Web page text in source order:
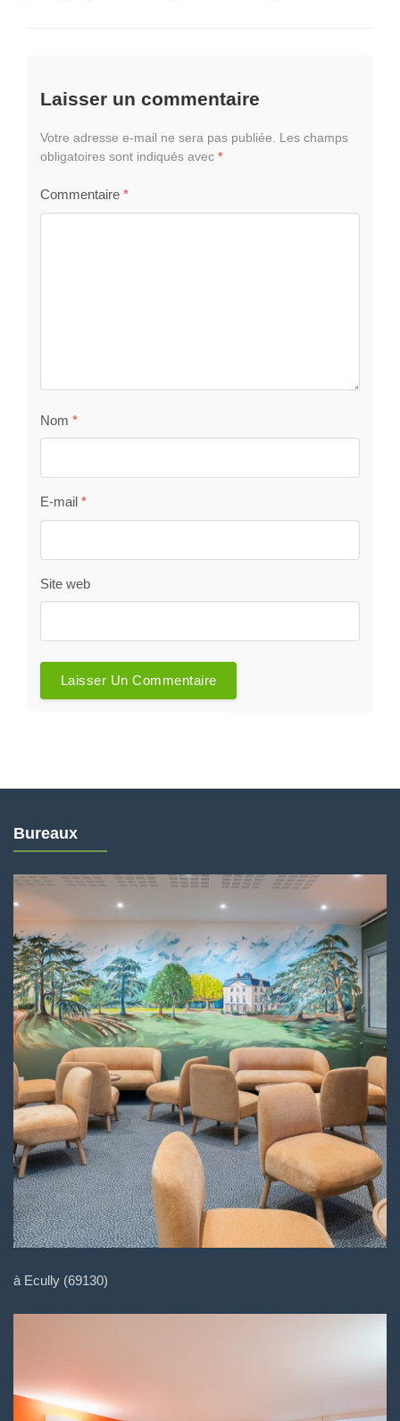
Laisser un commentaire
Votre adresse e-mail ne sera pas publiée.
Les champs
obligatoires sont indiqués avec *
Commentaire *
Nom *
E-mail *
Site web
Bureaux
à Ecully (69130)